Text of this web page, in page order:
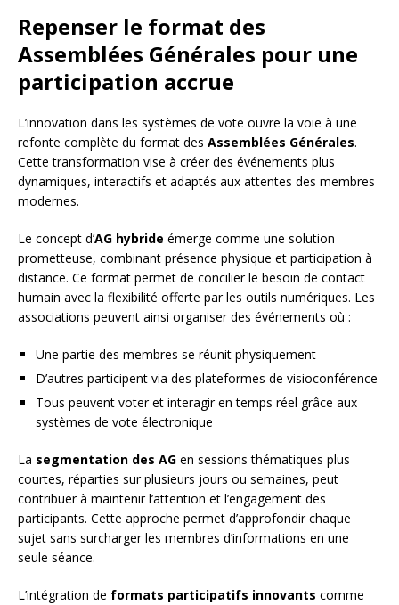
Repenser le format des
Assemblées Générales pour une
participation accrue
L’innovation dans les systèmes de vote ouvre la voie à une
refonte complète du format des Assemblées Générales.
Cette transformation vise à créer des événements plus
dynamiques, interactifs et adaptés aux attentes des membres
modernes.
Le concept d’AG hybride émerge comme une solution
prometteuse, combinant présence physique et participation à
distance. Ce format permet de concilier le besoin de contact
humain avec la flexibilité offerte par les outils numériques. Les
associations peuvent ainsi organiser des événements où :
Une partie des membres se réunit physiquement
D’autres participent via des plateformes de visioconférence
Tous peuvent voter et interagir en temps réel grâce aux
systèmes de vote électronique
La segmentation des AG en sessions thématiques plus
courtes, réparties sur plusieurs jours ou semaines, peut
contribuer à maintenir l’attention et l’engagement des
participants. Cette approche permet d’approfondir chaque
sujet sans surcharger les membres d’informations en une
seule séance.
L’intégration de formats participatifs innovants comme